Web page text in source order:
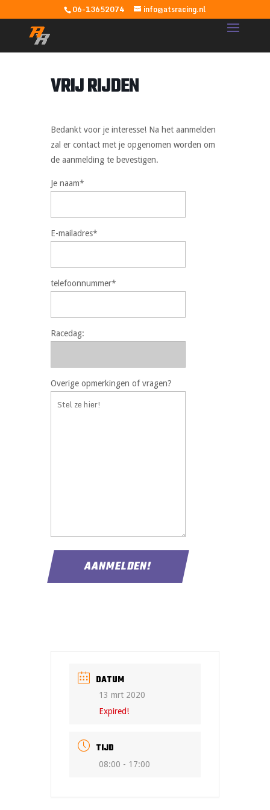
06-13652074 info@atsracing.nl
VRIJ RIJDEN
Bedankt voor je interesse! Na het aanmelden
zal er contact met je opgenomen worden om
de aanmelding te bevestigen.
Je naam*
E-mailadres*
telefoonnummer*
Racedag:
Overige opmerkingen of vragen?
DATUM
13 mrt 2020
Expired!
TIJD
08:00 - 17:00